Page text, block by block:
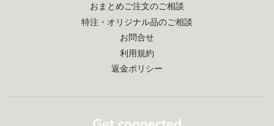
おまとめご注文のご相談
特注・オリジナル品のご相談
お問合せ
利用規約
返金ポリシー